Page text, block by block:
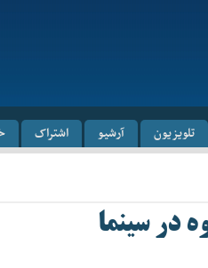
تلویزیون آرشیو اشتراک
در سینما